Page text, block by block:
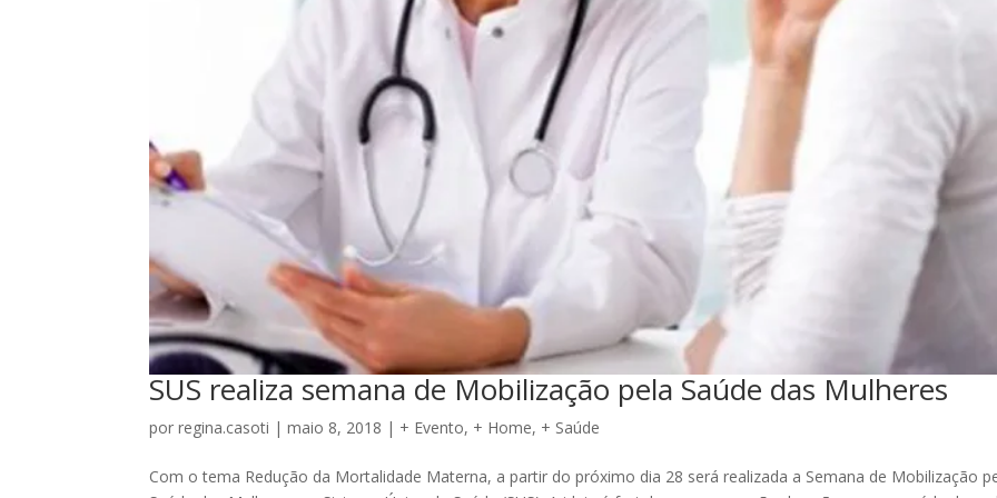
SUS realiza semana de Mobilização pela Saúde das Mulheres
porregina.casoti |maio 8, 2018 | + Evento, + Home, + Saúde
Com o tema Redução da Mortalidade Materna, a partir do próximo dia 28 será realizada a Semana de Mobilização